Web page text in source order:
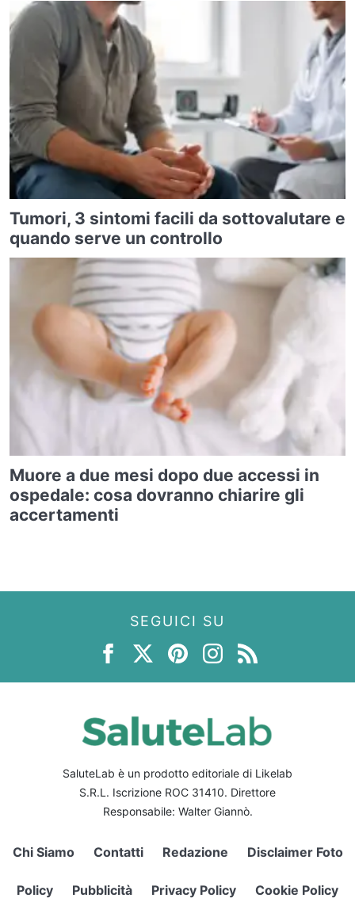
Tumori, 3 sintomi facili da sottovalutare e
quando serve un controllo
Muore a due mesi dopo due accessi in
ospedale: cosa dovranno chiarire gli
accertamenti
SEGUICI SU
SaluteLab è un prodotto editoriale di Likelab
S.R.L. Iscrizione ROC 31410. Direttore
Responsabile: Walter Giannò.
Chi Siamo Contatti Redazione Disclaimer Foto
Policy Pubblicità Privacy Policy Cookie Policy